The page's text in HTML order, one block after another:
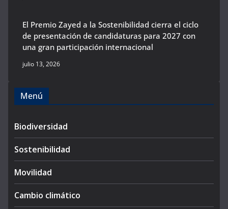
El Premio Zayed a la Sostenibilidad cierra el ciclo
de presentación de candidaturas para 2027 con
una gran participación internacional
julio 13, 2026
Menú
Biodiversidad
Sostenibilidad
Movilidad
Cambio climático